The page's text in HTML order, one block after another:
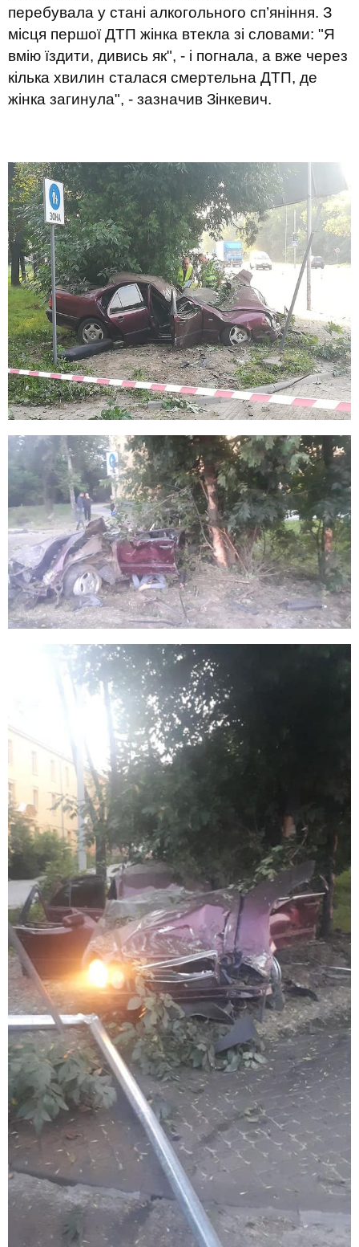
перебувала у стані алкогольного сп’яніння. З
місця першої ДТП жінка втекла зі словами: "Я
вмію їздити, дивись як", - і погнала, а вже через
кілька хвилин сталася смертельна ДТП, де
жінка загинула", - зазначив Зінкевич.